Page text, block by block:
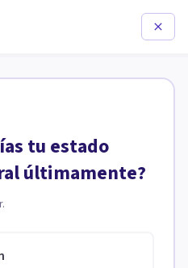
tu estado
últimamente?